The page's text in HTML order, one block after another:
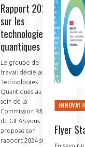
Rapport 2024
sur les
technologies
quantiques
Le groupe de
travail dédié aux
Technologies
Quantiques au
sein de la
Commission R&D
du GIFAS vous
propose son
rapport 2024 sur
Flyer
En savoir